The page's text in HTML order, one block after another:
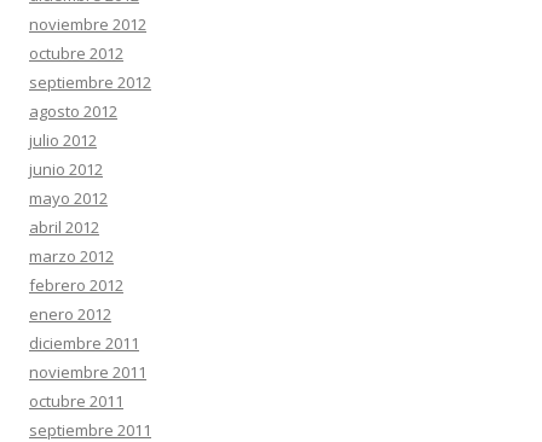
noviembre 2012
octubre 2012
septiembre 2012
agosto 2012
julio 2012
junio 2012
mayo 2012
abril 2012
marzo 2012
febrero 2012
enero 2012
diciembre 2011
noviembre 2011
octubre 2011
septiembre 2011